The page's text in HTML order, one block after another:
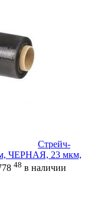
Стрейч-
м, ЧЕРНАЯ, 23 мкм,
48 в наличии